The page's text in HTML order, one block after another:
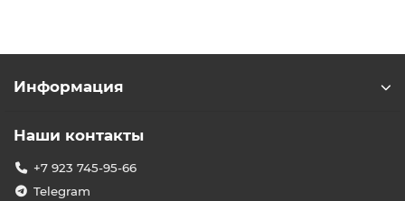
Информация
Наши контакты
+7 923 745-95-66
Telegram